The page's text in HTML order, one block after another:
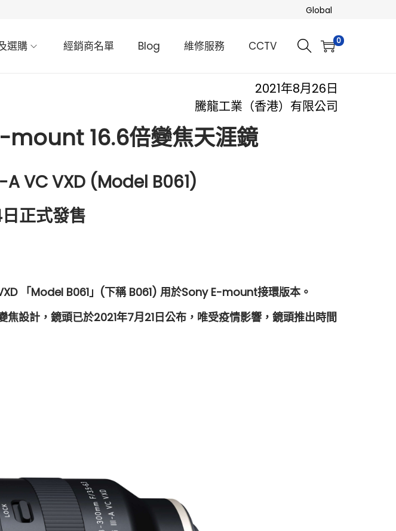
Global
選購 經銷商名單 Blog 維修服務 CCTV 0
2021年8月26日
騰龍工業（香港）有限公司
16.6倍變焦天涯鏡
VC VXD (Model B061)
正式發售
「Model B061」(下稱 B061) 用於Sony E-mount接環版本。
設計，鏡頭已於2021年7月21日公布，唯受疫情影響，鏡頭推出時間